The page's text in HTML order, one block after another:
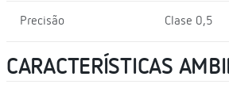
Precisão Clase 0,5
CARACTERÍSTICAS